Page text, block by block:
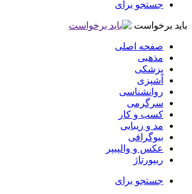
جستجو برای
باید برخواست
صفحه اصلی
مذهبی
پزشکی
آشپزی
روانشناسی
سرگرمی
کسب و کار
مد و زیبایی
بیوگرافی
عکس و والپیپر
ریپورتاژ
جستجو برای